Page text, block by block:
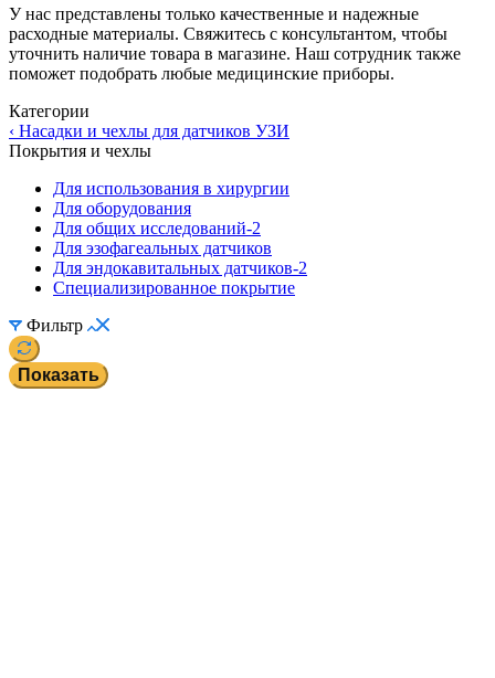
У нас представлены только качественные и надежные
расходные материалы. Свяжитесь с консультантом, чтобы
уточнить наличие товара в магазине. Наш сотрудник также
поможет подобрать любые медицинские приборы.
Категории
‹ Насадки и чехлы для датчиков УЗИ
Покрытия и чехлы
Для использования в хирургии
Для оборудования
Для общих исследований-2
Для эзофагеальных датчиков
Для эндокавитальных датчиков-2
Специализированное покрытие
Фильтр
Показать